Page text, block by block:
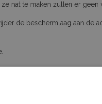
nat te maken zullen er geen
de beschermlaag aan
nog op de folie zit. Doe dit
met slip solution. Dit